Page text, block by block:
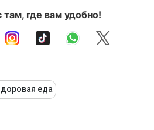
там, где вам удобно!
еда